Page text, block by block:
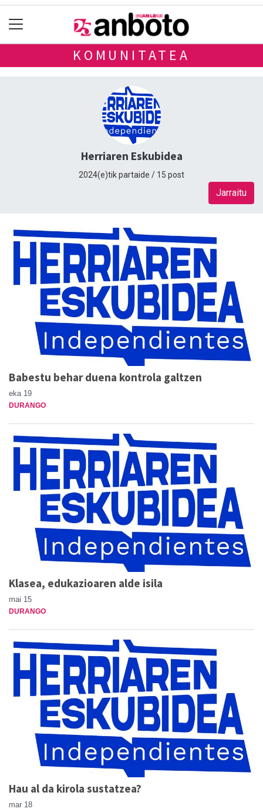
KOMUNITATEA
Herriaren Eskubidea
2024(e)tik partaide / 15 post
Jarraitu
Babestu behar duena kontrola galtzen
eka 19
DURANGO
Klasea, edukazioaren alde isila
mai 15
DURANGO
Hau al da kirola sustatzea?
mar 18